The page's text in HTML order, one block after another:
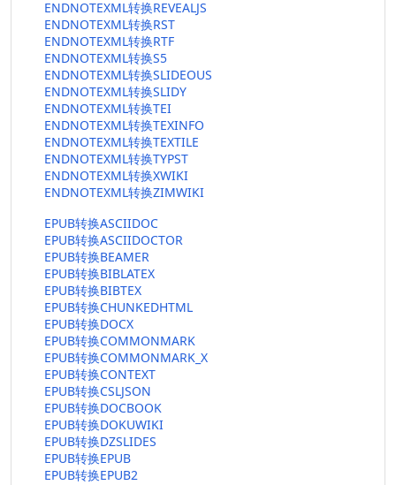
ENDNOTEXML转换REVEALJS
ENDNOTEXML转换RST
ENDNOTEXML转换RTF
ENDNOTEXML转换S5
ENDNOTEXML转换SLIDEOUS
ENDNOTEXML转换SLIDY
ENDNOTEXML转换TEI
ENDNOTEXML转换TEXINFO
ENDNOTEXML转换TEXTILE
ENDNOTEXML转换TYPST
ENDNOTEXML转换XWIKI
ENDNOTEXML转换ZIMWIKI
EPUB转换ASCIIDOC
EPUB转换ASCIIDOCTOR
EPUB转换BEAMER
EPUB转换BIBLATEX
EPUB转换BIBTEX
EPUB转换CHUNKEDHTML
EPUB转换DOCX
EPUB转换COMMONMARK
EPUB转换COMMONMARK_X
EPUB转换CONTEXT
EPUB转换CSLJSON
EPUB转换DOCBOOK
EPUB转换DOKUWIKI
EPUB转换DZSLIDES
EPUB转换EPUB
EPUB转换EPUB2